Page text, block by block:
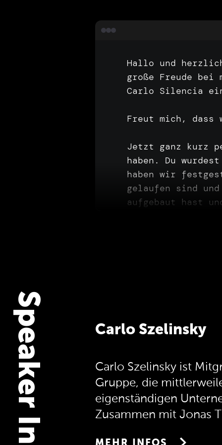
Hallo und herzlich willkommen, liebe Hörerinnen, zu einem neuen CTO Special. Das bedeutet große Freude bei mir. Ich bin Dennis und große Freude bei Fabi. Hallo und wir haben heute Carlo Silencia eingeladen. Carlo schön, dass du bei uns bist. Freut mich, dass wir auch. Jetzt ganz kurz persönlich von mir. Finde ich sehr mega cool, dass wir heute die Chance haben. Du wurdest nämlich auch empfohlen von einem unserer CTO Gäste, die wir haben und da haben wir festgestellt, dass wir beide uns ja auch schon mal im realen Leben über den Weg gelaufen sind und eine gemeinsame Veranstaltung hatten. Bei dem Unternehmen, was du mit aufgebaut hast und ich in Hamburg dort zu Besuch war, weil da, wo ich arbeite, bei Lotum wir da miteinander zu tun hatten. Beruflich. Ja, das. Das freut mich persönlich sehr, dass wir dich dann heute in der Programmier.bar begrüßen können. Und ich mein, du hast, glaube ich, das CTO aktuell gar nicht mehr unbedingt in deinem Namen. Von den Rollen, die du gerade hast, hat es es aber glaube ich über über einige Jahre, dass du dich auf den technischen Part mehr konzentriert hast. Vielleicht ganz grob nur zur Einordnung, in welchem Umfeld du aktuell unterwegs bist. Was ist deine aktuelle Position? An welchen Unternehmungen arbeitest du gerade hauptsächlich genau? Stimmt wirklich. Mein Titel war am Anfang mal anders, hat sich über die Zeit dann geändert. Gleich noch mal sagen warum. Aber am Ende bin ich einer der Mitgründer von Apple gruppe. Wir haben in der Apple Gruppe vier verschiedene Unternehmen, die alle was in der Mobil Industrie machen. Gleich noch mal mehr darüber. Und mein Fokus in der Firma und in verschiedenen Firmen war immer der Produkt und Technik Teil und deswegen würde ich wahrscheinlich die Aufgabenfelder nicht abdecken, würde ich als die einer City Oracle beschreiben. Aber ich habe mit meinem Mitgründer irgendwann mal
Speaker Info Carlo Szelinsky
Carlo Szelinsky ist
Gruppe, die
eigenständigen
Zusammen mit Jonas